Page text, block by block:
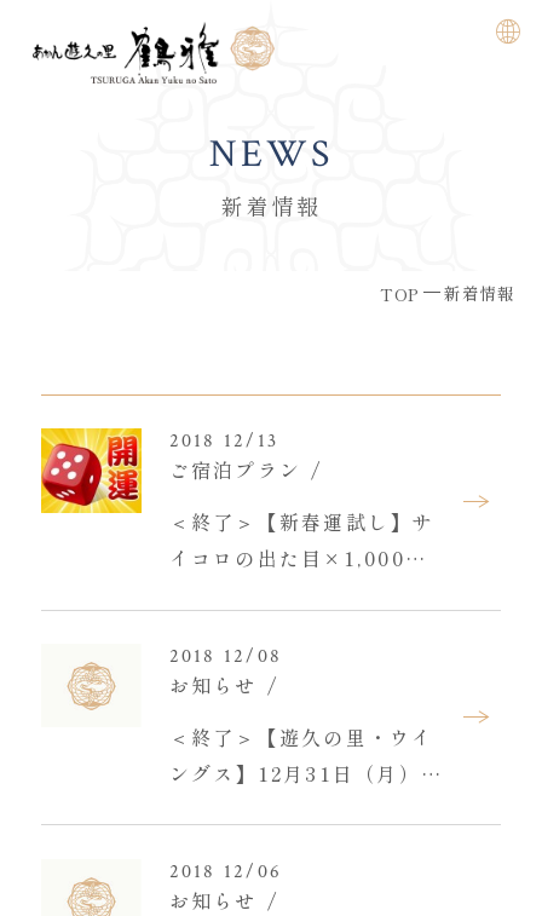
NEWS
新着情報
TOP 新着情報
2018 12/13
ご宿泊プラン
＜終了＞【新春運試し】サ
イコロの出た目×1,000円
2018 12/08
お知らせ
＜終了＞【遊久の里・ウイ
ングス】12月31日（月）～
2018 12/06
お知らせ